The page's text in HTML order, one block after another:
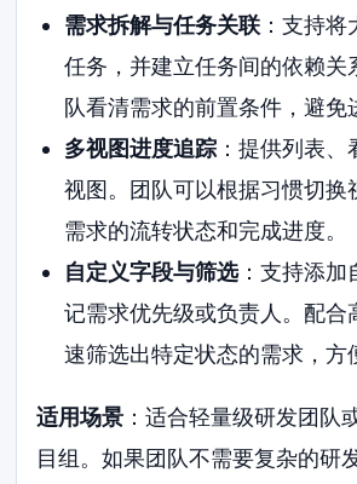
需求拆解与任务关联：支持将
任务，并建立任务间的依赖关
队看清需求的前置条件，避免
多视图进度追踪：提供列表、
视图。团队可以根据习惯切换
需求的流转状态和完成进度。
自定义字段与筛选：支持添加
记需求优先级或负责人。配合
速筛选出特定状态的需求，方
适用场景 ：适合轻量级研发团队
目组。如果团队不需要复杂的研